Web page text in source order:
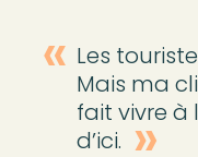
Les
Mais ma
fait vivre à
d’ici.